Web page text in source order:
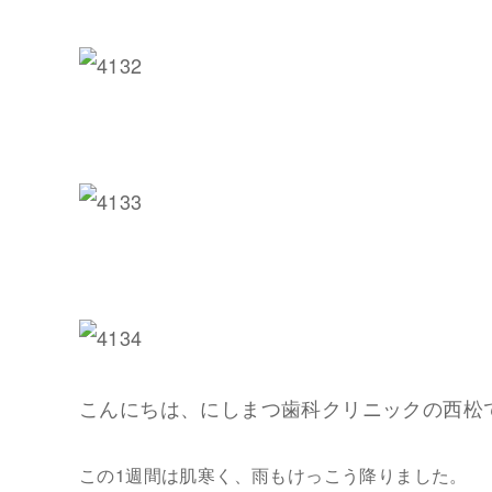
こ んにちは、にしまつ歯科クリニックの西松
この1週間は肌寒く、雨もけっこう降りました。